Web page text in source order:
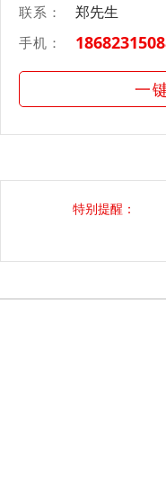
联系： 郑先生
手机：
一
特别提醒：